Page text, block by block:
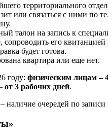
территориального
или связаться с ними по
талон на запись к
сопроводить его
будет готова.
квартира или еще нет.
году: физическим лицам –
от 3 рабочих дней.
наличие очередей по